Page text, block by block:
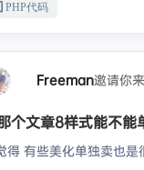
PHP代码
Freeman邀请你
个文章8样式能不能
得 有些美化单独卖也是